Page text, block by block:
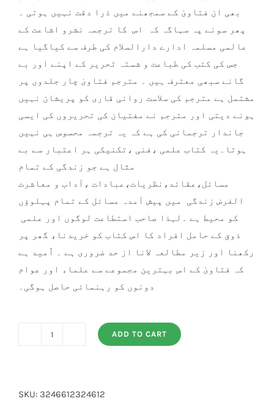
بھی ان فتاویٰ کے سمجھنے میں ذرا دقت نہیں ہوتی ۔
پھر سونے پہ سہاگہ کہ اس کا ترجمہ نشرو اشاعت کے
عالمی مسلمہ ادارے دارالسلام کی طرف سے کیاگیا ہے
جس کی کتب کی طباعت و شستہ تحریر کے اپنے اور بے
گانے سبھی معترف ہیں ۔ مترجم فتاویٰ چار جلدوں پر
مشتمل ہے مترجم کی سلاست روانی قاری کو پریشان نہیں
ہونے دیتی اور مترجم نے مفتیان کی تحریروں کی ایسی
جاندار ترجمانی کی ہے کہ یہ ترجمہ محسوس ہی نہیں
ہوتا۔یہ کتاب علمی ،فنی ،تکنیکی ہر اعتبار سے بے
مثال ہے جو زندگی کے تمام
مسائل،عقائد،نظریات،عبادات ،آداب و معاشرت
الغرض زندگی میں پیش آمدہ مسائل کے تمام پہلوؤں
کو محیط ہے ۔لہذا صاحب استطاعت لوگوں اور علمی
ذوق کے حامل افراد کا اس کتاب کو خریدنا، گھر پر
رکھنا اور زیر مطالعہ لانا از حد ضروری ہے ۔ اُمید ہے
کہ فتاویٰ کے اس بہترین مجموعے سے علماء اور عوام
دونوں کو رہنمائی حاصل ہوگی۔
Vols)
ADD TO CART
SKU: 3246612324612